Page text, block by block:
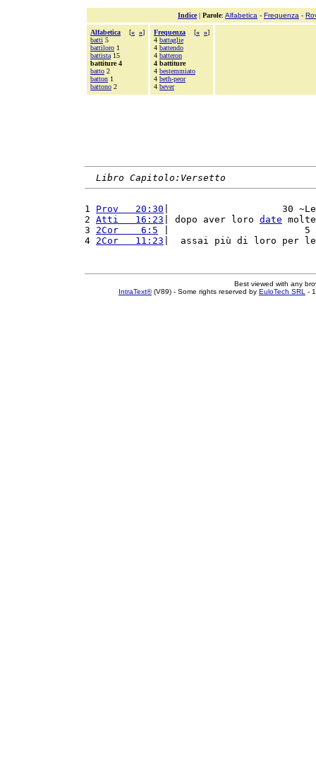
Indice| Parole: Alfabetica - Frequenza -
Alfabetica [« »]
batti 5
battiloro 1
battista 15
battiture 4
batto 2
batton 1
battono 2
Frequenza [« »]
4 battaglie
4 battendo
4 batteron
4 battiture
4 bestemmiato
4 beth-peor
4 bever
Libro Capitolo:Versetto
1 Prov   20:30 |                    30
2 Atti   16:23 | dopo aver loro date
3 2Cor    6:5 |                        5
4 2Cor   11:23 |  assai più di loro per
Best viewed with any
IntraText®(V89) - Some rights reserved by EuloTech SRL -